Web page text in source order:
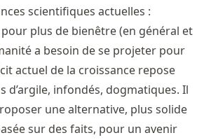
scientifiques actuelles :
plus de bienêtre (en général et
a besoin de se projeter pour
actuel de la croissance repose
d’argile, infondés, dogmatiques. Il
une alternative, plus solide
sur des faits, pour un avenir